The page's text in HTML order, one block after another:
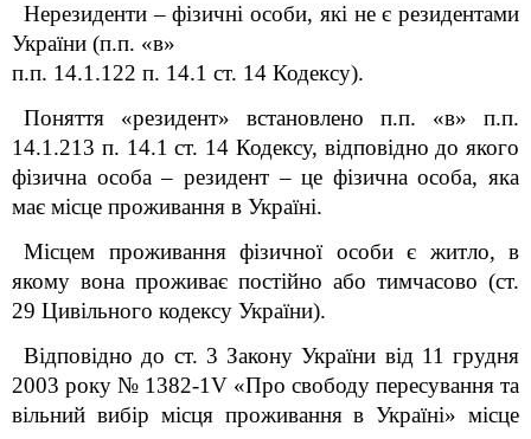
Нерезиденти – фізичні особи, які не є резидентами
України (п.п. «в»
п.п. 14.1.122 п. 14.1 ст. 14 Кодексу).
Поняття «резидент» встановлено п.п. «в» п.п.
14.1.213 п. 14.1 ст. 14 Кодексу, відповідно до якого
фізична особа – резидент – це фізична особа, яка
має місце проживання в Україні.
Місцем проживання фізичної особи є житло, в
якому вона проживає постійно або тимчасово (ст.
29 Цивільного кодексу України).
Відповідно до ст. 3 Закону України від 11 грудня
2003 року № 1382-1V «Про свободу пересування та
вільний вибір місця проживання в Україні» місце